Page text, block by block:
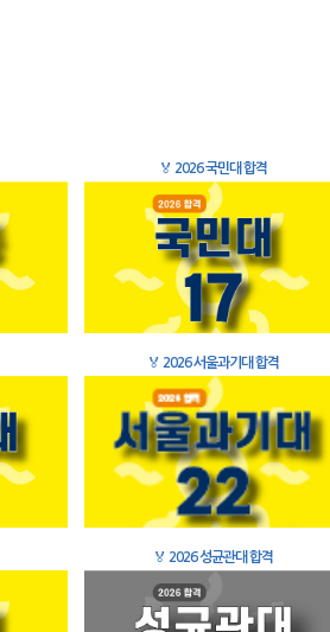
🏅 2026 국민대 합격
🏅 2026 서울과기대 합격
🏅 2026 성균관대 합격